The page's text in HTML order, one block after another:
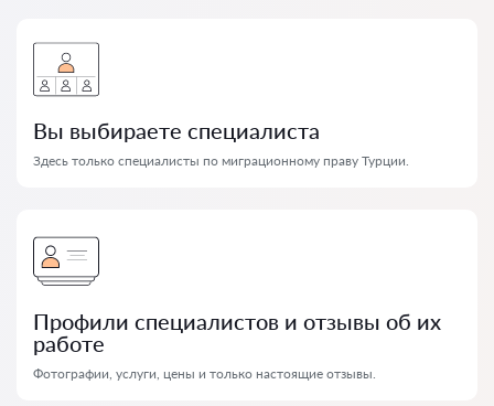
Вы выбираете специалиста
Здесь только специалисты по миграционному праву Турции.
Профили специалистов и отзывы об их
работе
Фотографии, услуги, цены и только настоящие отзывы.